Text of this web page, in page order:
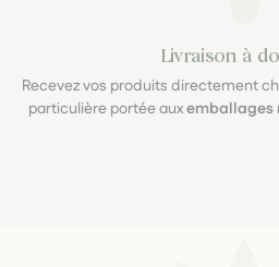
Livraison à
Recevez vos produits directement
particulière portée auxemballages